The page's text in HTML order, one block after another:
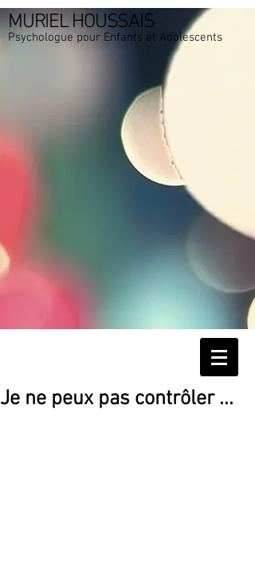
MURIEL HOUSSAIS
Psychologue pour Enfants et Adolescents
Je ne peux pas contrôler ...